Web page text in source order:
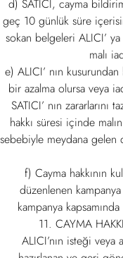
d) SATICI, cayma
geç 10 günlük süre
sokan belgeleri ALICI’
malı
e) ALICI’ nın
bir azalma olursa veya
SATICI’ nın
hakkı süresi içinde
sebebiyle meydana gelen
f) Cayma hakkının
düzenlenen
kampanya
11. CAYMA
ALICI’nın isteği veya